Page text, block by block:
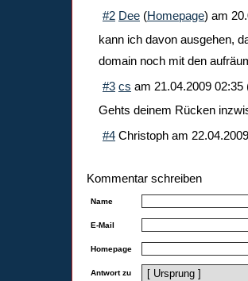
#2 Dee (Homepage) am
kann ich davon ausgehen,
domain noch mit den
#3 cs am 21.04.2009 02:35
Gehts deinem Rücken
#4 Christoph am
Kommentar schreiben
Name
E-Mail
Homepage
Antwort zu